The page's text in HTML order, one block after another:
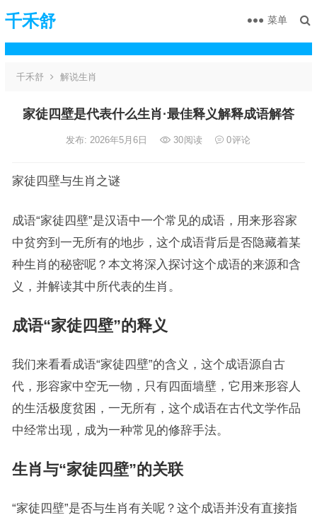
千禾舒 菜单
千禾舒 解说生肖
家徒四壁是代表什么生肖·最佳释义解释成语解答
发布: 2026年5月6日 30阅读 0评论
家徒四壁与生肖之谜
成语“家徒四壁”是汉语中一个常见的成语，用来形容家
中贫穷到一无所有的地步，这个成语背后是否隐藏着某
种生肖的秘密呢？本文将深入探讨这个成语的来源和含
义，并解读其中所代表的生肖。
成语“家徒四壁”的释义
我们来看看成语“家徒四壁”的含义，这个成语源自古
代，形容家中空无一物，只有四面墙壁，它用来形容人
的生活极度贫困，一无所有，这个成语在古代文学作品
中经常出现，成为一种常见的修辞手法。
生肖与“家徒四壁”的关联
“家徒四壁”是否与生肖有关呢？这个成语并没有直接指